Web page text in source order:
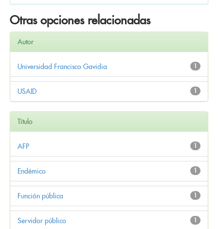
Otras opciones relacionadas
Autor
1
Universidad Francisco Gavidia
1
USAID
Título
1
AFP
1
Endémico
1
Función pública
1
Servidor público